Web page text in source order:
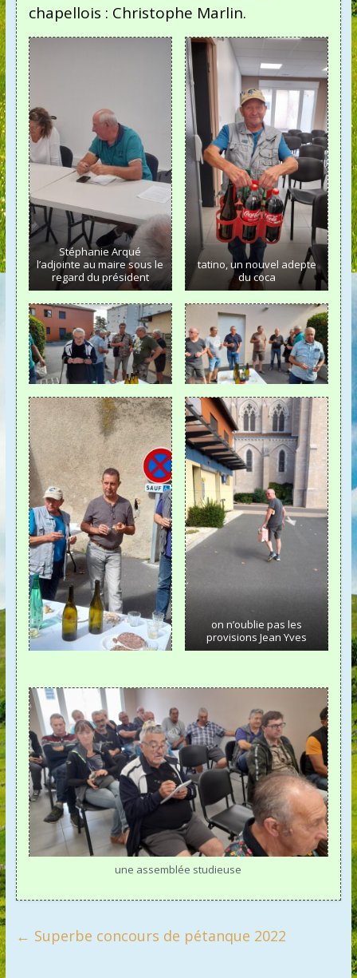
chapellois : Christophe Marlin.
Stéphanie Arqué
l’adjointe au maire sous le
regard du président
tatino, un nouvel adepte
du coca
on n’oublie pas les
provisions Jean Yves
une assemblée studieuse
← Superbe concours de pétanque 2022